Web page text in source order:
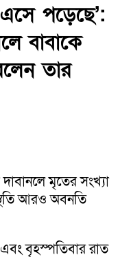
পড়েছে’:
বাবাকে
তার
মৃতের সংখ্যা
আরও অবনতি
বৃহস্পতিবার রাত